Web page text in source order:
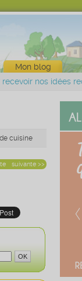
Mon blog
recevoir nos idées
cuisine
suivante >>